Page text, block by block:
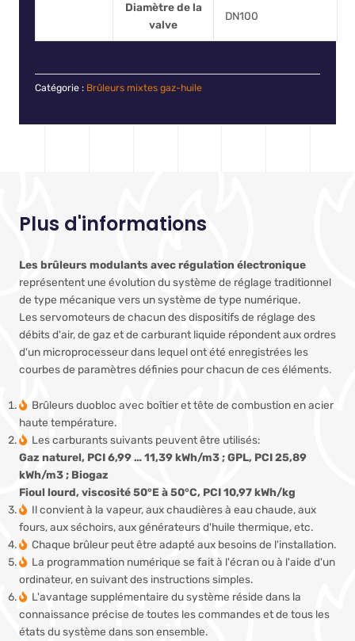
Diamètre de la
valve
DN100
Catégorie : Brûleurs mixtes gaz-huile
Plus d'informations
Les brûleurs modulants avec régulation électronique
représentent une évolution du système de réglage traditionnel
de type mécanique vers un système de type numérique.
Les servomoteurs de chacun des dispositifs de réglage des
débits d'air, de gaz et de carburant liquide répondent aux ordres
d'un microprocesseur dans lequel ont été enregistrées les
courbes de paramètres définies pour chacun de ces éléments.
Brûleurs duobloc avec boîtier et tête de combustion en acier
haute température.
Les carburants suivants peuvent être utilisés:
Gaz naturel, PCI 6,99 … 11,39 kWh/m3 ; GPL, PCI 25,89
kWh/m3 ; Biogaz
Fioul lourd, viscosité 50°E à 50°C, PCI 10,97 kWh/kg
Il convient à la vapeur, aux chaudières à eau chaude, aux
fours, aux séchoirs, aux générateurs d'huile thermique, etc.
Chaque brûleur peut être adapté aux besoins de l'installation.
La programmation numérique se fait à l'écran ou à l'aide d'un
ordinateur, en suivant des instructions simples.
L'avantage supplémentaire du système réside dans la
connaissance précise de toutes les commandes et de tous les
états du système dans son ensemble.